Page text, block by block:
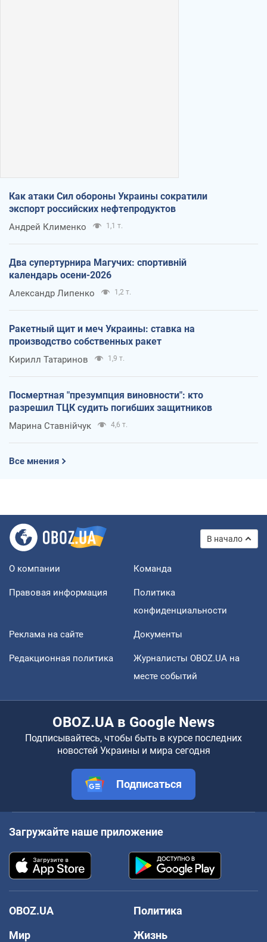
Как атаки Сил обороны Украины сократили
экспорт российских нефтепродуктов
Андрей Клименко 1,1 т.
Два супертурнира Магучих: спортивній
календарь осени-2026
Александр Липенко 1,2 т.
Ракетный щит и меч Украины: ставка на
производство собственных ракет
Кирилл Татаринов 1,9 т.
Посмертная "презумпция виновности": кто
разрешил ТЦК судить погибших защитников
Марина Ставнійчук 4,6 т.
Все мнения
В начало
О компании Команда
Правовая информация
Политика
конфиденциальности
Реклама на сайте Документы
Редакционная политика
Журналисты OBOZ.UA на
месте событий
OBOZ.UA в Google News
Подписывайтесь, чтобы быть в курсе последних
новостей Украины и мира сегодня
Подписаться
Загружайте наше приложение
OBOZ.UA
Политика
Мир
Жизнь